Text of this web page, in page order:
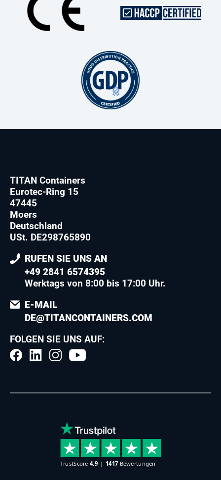
TITAN Containers
Eurotec-Ring 15
47445
Moers
Deutschland
USt. DE298765890
RUFEN SIE UNS AN
+49 2841 6574395
Werktags von 8:00 bis 17:00 Uhr.
E-MAIL
DE@TITANCONTAINERS.COM
FOLGEN SIE UNS AUF: